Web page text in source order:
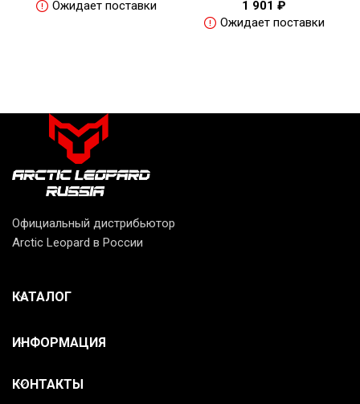
Ожидает поставки
1 901 ₽
Ожидает поставки
Официальный дистрибьютор
Arctic Leopard в России
КАТАЛОГ
ИНФОРМАЦИЯ
КОНТАКТЫ